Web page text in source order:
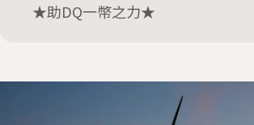
★助DQ一幣之力★